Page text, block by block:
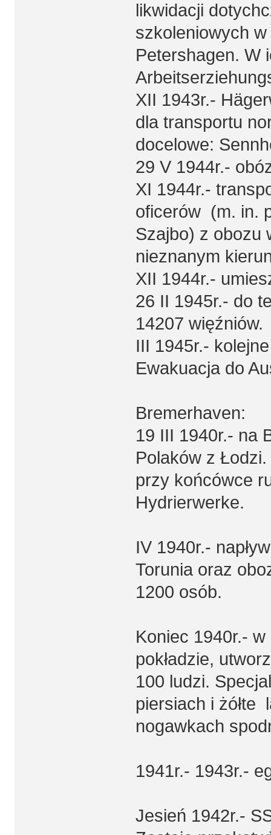
likwidacji
szkoleniowych
Petershagen. W
XII 1943r.-
dla transportu
docelowe:
29 V 1944r.-
XI 1944r.-
oficerów (m. in.
Szajbo) z obozu
nieznanym
XII 1944r.-
26 II 1945r.- do
14207 więźniów.
III 1945r.-
Ewakuacja do
Bremerhaven:
19 III 1940r.- na
Polaków z
przy końcówce
Hydrierwerke.
IV 1940r.-
Torunia oraz
1200 osób.
Koniec 1940r.-
pokładzie,
100 ludzi.
piersiach i żółte
nogawkach
1941r.- 1943r.-
Jesień 1942r.-